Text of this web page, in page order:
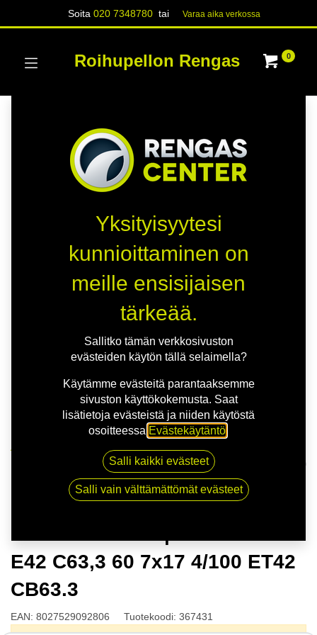
Soita020 7348780 tai Varaa aika verk​​​​ossa
Roihupellon Rengas 0
MSW 85 M.GUN | 7X17 4-100 E42 C63,3 60 7x17 4/100
ET42 CB63.3
E42 C63,3 60 7x17 4/100 ET42
CB63.3
EAN: 8027529092806 Tuotekoodi: 367431
Yksityisyytesi
kunnioittaminen on
meille ensisijaisen
tärkeää.
Sallitko tämän verkkosivuston
evästeiden käytön tällä selaimella?
Käytämme evästeitä parantaaksemme
sivuston käyttökokemusta. Saat
lisätietoja evästeistä ja niiden käytöstä
osoitteessa Evästekäytäntö
Salli kaikki evästeet
Salli vain välttämättömät evästeet